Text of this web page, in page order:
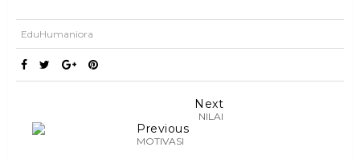
EduHumaniora
Next
NILAI
Previous
MOTIVASI